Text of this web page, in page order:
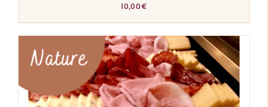
10,00€